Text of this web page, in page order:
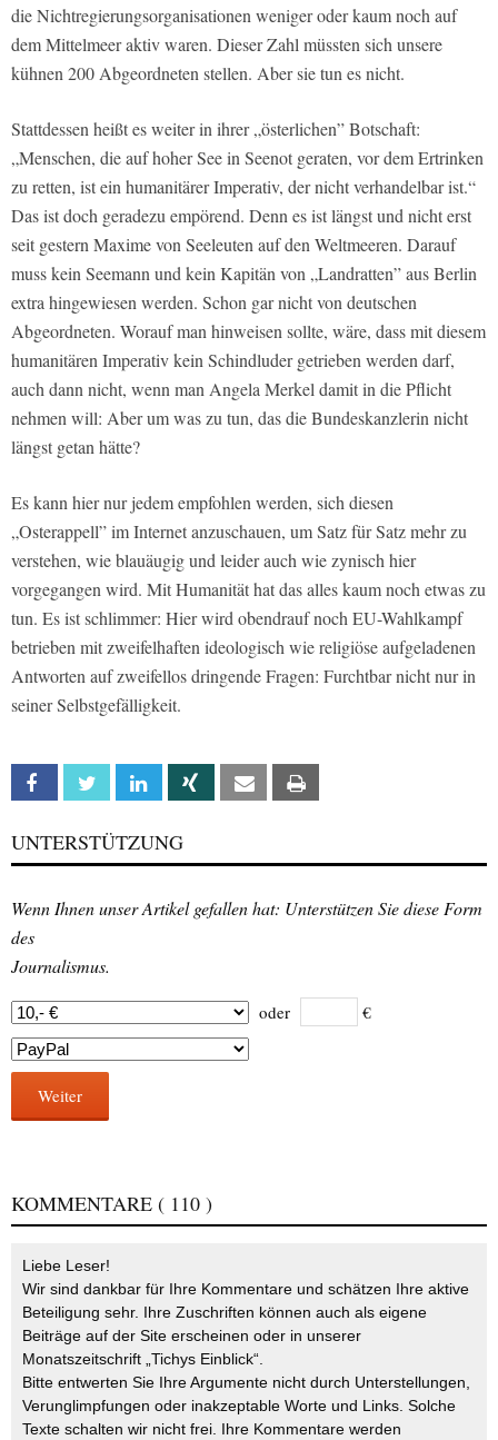
die Nichtregierungsorganisationen weniger oder kaum noch auf
dem Mittelmeer aktiv waren. Dieser Zahl müssten sich unsere
kühnen 200 Abgeordneten stellen. Aber sie tun es nicht.
Stattdessen heißt es weiter in ihrer „österlichen” Botschaft:
„Menschen, die auf hoher See in Seenot geraten, vor dem Ertrinken
zu retten, ist ein humanitärer Imperativ, der nicht verhandelbar ist.“
Das ist doch geradezu empörend. Denn es ist längst und nicht erst
seit gestern Maxime von Seeleuten auf den Weltmeeren. Darauf
muss kein Seemann und kein Kapitän von „Landratten” aus Berlin
extra hingewiesen werden. Schon gar nicht von deutschen
Abgeordneten. Worauf man hinweisen sollte, wäre, dass mit diesem
humanitären Imperativ kein Schindluder getrieben werden darf,
auch dann nicht, wenn man Angela Merkel damit in die Pflicht
nehmen will: Aber um was zu tun, das die Bundeskanzlerin nicht
längst getan hätte?
Es kann hier nur jedem empfohlen werden, sich diesen
„Osterappell” im Internet anzuschauen, um Satz für Satz mehr zu
verstehen, wie blauäugig und leider auch wie zynisch hier
vorgegangen wird. Mit Humanität hat das alles kaum noch etwas zu
tun. Es ist schlimmer: Hier wird obendrauf noch EU-Wahlkampf
betrieben mit zweifelhaften ideologisch wie religiöse aufgeladenen
Antworten auf zweifellos dringende Fragen: Furchtbar nicht nur in
seiner Selbstgefälligkeit.
Facebook Twitter Linkedin Xing Email
UNTERSTÜTZUNG
Wenn Ihnen unser Artikel gefallen hat: Unterstützen Sie diese Form
des
Journalismus.
oder €
Weiter
KOMMENTARE ( 110 )
Liebe Leser!
Wir sind dankbar für Ihre Kommentare und schätzen Ihre aktive
Beteiligung sehr. Ihre Zuschriften können auch als eigene
Beiträge auf der Site erscheinen oder in unserer
Monatszeitschrift „Tichys Einblick“.
Bitte entwerten Sie Ihre Argumente nicht durch Unterstellungen,
Verunglimpfungen oder inakzeptable Worte und Links. Solche
Texte schalten wir nicht frei. Ihre Kommentare werden